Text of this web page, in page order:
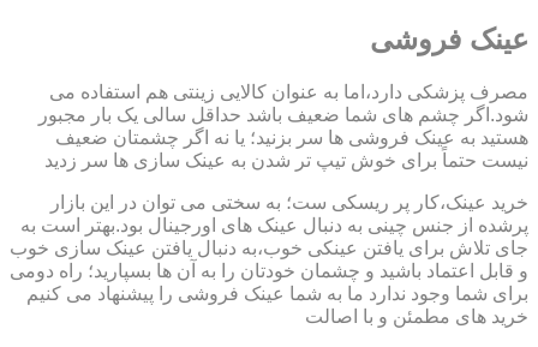
عینک فروشی
مصرف پزشکی دارد،اما به عنوان کالایی زینتی هم استفاده می
شود.اگر چشم های شما ضعیف باشد حداقل سالی یک بار مجبور
هستید به عینک فروشی ها سر بزنید؛ یا نه اگر چشمتان ضعیف
نیست حتماً برای خوش تیپ تر شدن به عینک سازی ها سر زدید
خرید عینک،کار پر ریسکی ست؛ به سختی می توان در این بازار
پرشده از جنس چینی به دنبال عینک های اورجینال بود.بهتر است به
جای تلاش برای یافتن عینکی خوب،به دنبال یافتن عینک سازی خوب
و قابل اعتماد باشید و چشمان خودتان را به آن ها بسپارید؛ راه دومی
برای شما وجود ندارد ما به شما عینک فروشی را پیشنهاد می کنیم
خرید های مطمئن و با اصالت